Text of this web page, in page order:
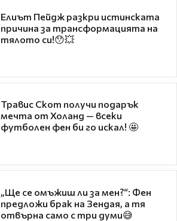
Елиът Пейдж разкри истинската
причина за трансформацията на
тялото си!😯💥
Травис Скот получи подарък
мечта от Холанд — всеки
футболен фен би го искал! 🤩
„Ще се омъжиш ли за мен?“: Фен
предложи брак на Зендая, а тя
отвърна само с три думи😅